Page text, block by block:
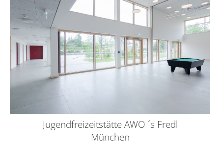
Jugendfreizeitstätte AWO ´s Fredl
München